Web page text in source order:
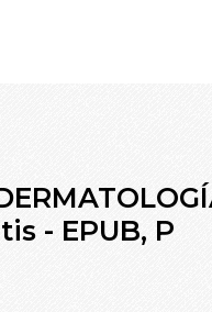
- EPUB, P